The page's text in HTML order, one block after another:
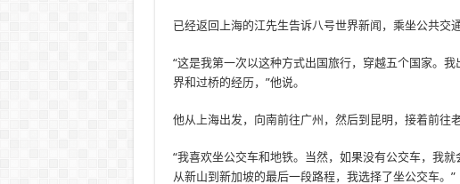
已经返回上海的江先生告诉八号世界新闻，乘坐公共交
“这是我第一次以这种方式出国旅行，穿越五个国家。
界和过桥的经历，”他说。
他从上海出发，向南前往广州，然后到昆明，接着前往
“我喜欢坐公交车和地铁。当然，如果没有公交车，我
从新山到新加坡的最后一段路程，我选择了坐公交车。”